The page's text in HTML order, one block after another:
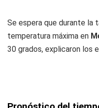
Se espera que durante la
temperatura máxima en
30 grados, explicaron los